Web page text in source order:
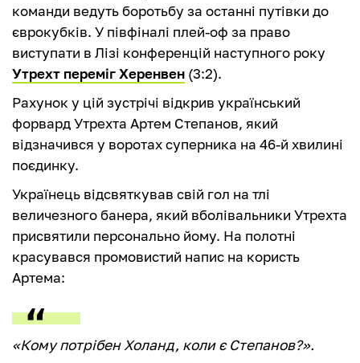
команди ведуть боротьбу за останні путівки до
єврокубків. У півфіналі плей-оф за право
виступати в Лізі конференцій наступного року
Утрехт переміг Херенвен (3:2).
Рахунок у цій зустрічі відкрив український
форвард Утрехта Артем Степанов, який
відзначився у воротах суперника на 46-й хвилині
поєдинку.
Українець відсвяткував свій гол на тлі
величезного банера, який вболівальники Утрехта
присвятили персонально йому. На полотні
красувався промовистий напис на користь
Артема:
«Кому потрібен Холанд, коли є Степанов?».